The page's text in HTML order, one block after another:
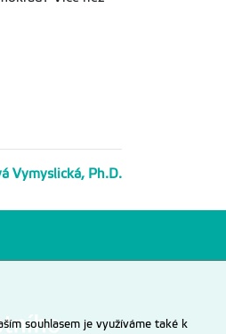
Vymyslická, Ph.D.
souhlasem je využíváme také k